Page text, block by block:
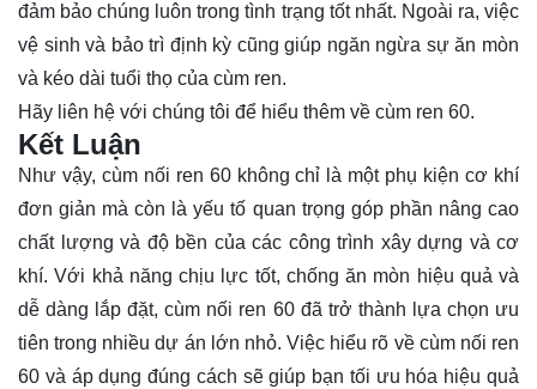
đảm bảo chúng luôn trong tình trạng tốt nhất. Ngoài ra, việc
vệ sinh và bảo trì định kỳ cũng giúp ngăn ngừa sự ăn mòn
và kéo dài tuổi thọ của cùm ren.
Hãy liên hệ với chúng tôi để hiểu thêm về cùm ren 60.
Kết Luận
Như vậy, cùm nối ren 60 không chỉ là một phụ kiện cơ khí
đơn giản mà còn là yếu tố quan trọng góp phần nâng cao
chất lượng và độ bền của các công trình xây dựng và cơ
khí. Với khả năng chịu lực tốt, chống ăn mòn hiệu quả và
dễ dàng lắp đặt, cùm nối ren 60 đã trở thành lựa chọn ưu
tiên trong nhiều dự án lớn nhỏ. Việc hiểu rõ về cùm nối ren
60 và áp dụng đúng cách sẽ giúp bạn tối ưu hóa hiệu quả